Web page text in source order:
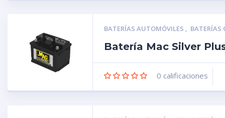
BATERÍAS AUTOMÓVILES , BATERÍAS
Batería Mac Silver
0 calificaciones